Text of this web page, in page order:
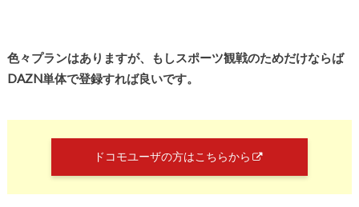
色々プランはありますが、もしスポーツ観戦のためだけならば
DAZN単体で登録すれば良いです。
ドコモユーザの方はこちらから